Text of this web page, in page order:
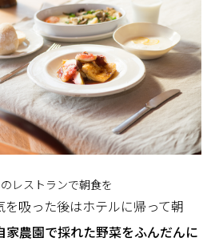
レストランで朝食を
を吸った後はホテルに帰って朝
家農園で採れた野菜をふんだんに